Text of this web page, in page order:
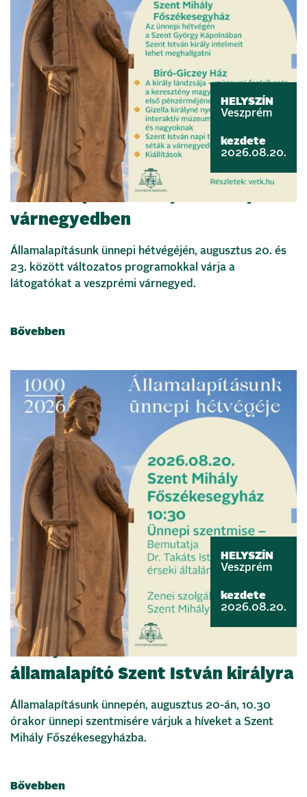
HELYSZÍN
Veszprém
kezdete
2026.08.20.
Államalapítás ünnepe a veszprémi
várnegyedben
Államalapításunk ünnepi hétvégéjén, augusztus 20. és
23. között változatos programokkal várja a
látogatókat a veszprémi várnegyed.
Bővebben
HELYSZÍN
Veszprém
kezdete
2026.08.20.
Ünnepi szentmisével emlékezünk
államalapító Szent István királyra
Államalapításunk ünnepén, augusztus 20-án, 10.30
órakor ünnepi szentmisére várjuk a híveket a Szent
Mihály Főszékesegyházba.
Bővebben